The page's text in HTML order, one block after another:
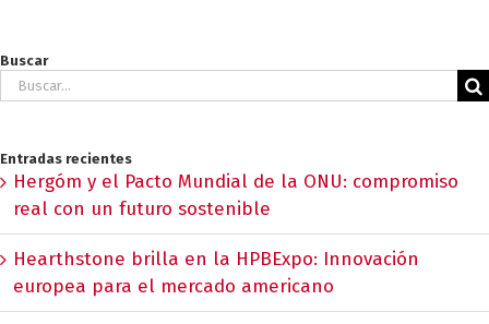
Buscar
Buscar:
Entradas recientes
Hergóm y el Pacto Mundial de la ONU: compromiso
real con un futuro sostenible
Hearthstone brilla en la HPBExpo: Innovación
europea para el mercado americano